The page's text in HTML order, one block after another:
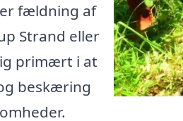
fældning af
Strand eller
primært i at
beskæring